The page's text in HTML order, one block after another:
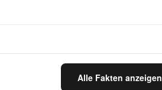
Alle Fakten anzeigen